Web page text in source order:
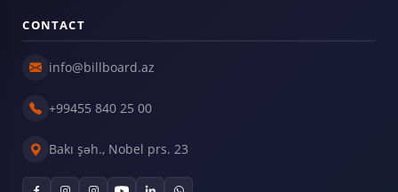
CONTACT
info@billboard.az
+99455 840 25 00
Bakı şəh., Nobel prs. 23